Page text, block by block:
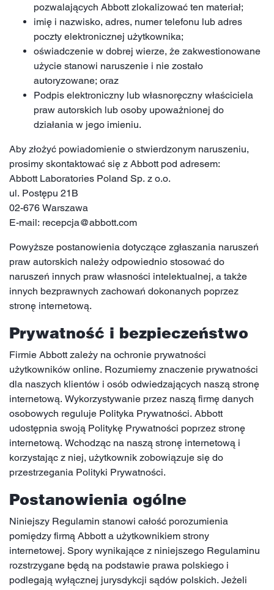
pozwalających Abbott zlokalizować ten materiał;
imię i nazwisko, adres, numer telefonu lub adres
poczty elektronicznej użytkownika;
oświadczenie w dobrej wierze, że zakwestionowane
użycie stanowi naruszenie i nie zostało
autoryzowane; oraz
Podpis elektroniczny lub własnoręczny właściciela
praw autorskich lub osoby upoważnionej do
działania w jego imieniu.
Aby złożyć powiadomienie o stwierdzonym naruszeniu,
prosimy skontaktować się z Abbott pod adresem:
Abbott Laboratories Poland Sp. z o.o.
ul. Postępu 21B
02-676 Warszawa
E-mail: recepcja@abbott.com
Powyższe postanowienia dotyczące zgłaszania naruszeń
praw autorskich należy odpowiednio stosować do
naruszeń innych praw własności intelektualnej, a także
innych bezprawnych zachowań dokonanych poprzez
stronę internetową.
Prywatność i bezpieczeństwo
Firmie Abbott zależy na ochronie prywatności
użytkowników online. Rozumiemy znaczenie prywatności
dla naszych klientów i osób odwiedzających naszą stronę
internetową. Wykorzystywanie przez naszą firmę danych
osobowych reguluje Polityka Prywatności. Abbott
udostępnia swoją Politykę Prywatności poprzez stronę
internetową. Wchodząc na naszą stronę internetową i
korzystając z niej, użytkownik zobowiązuje się do
przestrzegania Polityki Prywatności.
Postanowienia ogólne
Niniejszy Regulamin stanowi całość porozumienia
pomiędzy firmą Abbott a użytkownikiem strony
internetowej. Spory wynikające z niniejszego Regulaminu
rozstrzygane będą na podstawie prawa polskiego i
podlegają wyłącznej jurysdykcji sądów polskich. Jeżeli